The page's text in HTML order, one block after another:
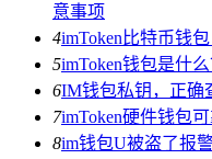
意事项
4imToken比特币钱
5imToken钱包是什
6IM钱包私钥，正确
7imToken硬件钱包
8im钱包U被盗了报